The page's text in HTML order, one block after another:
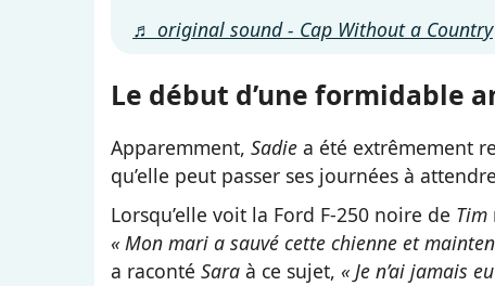
♬ original sound - Cap Without a Country
Le début d’une formidable
Apparemment, Sadie a été extrêmement
qu’elle peut passer ses journées à
Lorsqu’elle voit la Ford F-250 noire de Tim
« Mon mari a sauvé cette chienne et
a raconté Sara à ce sujet, « Je n’ai jamais